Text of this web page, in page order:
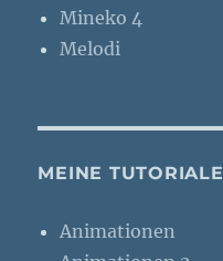
Mineko 4
Melodi
MEINE TUTORIALE
Animationen